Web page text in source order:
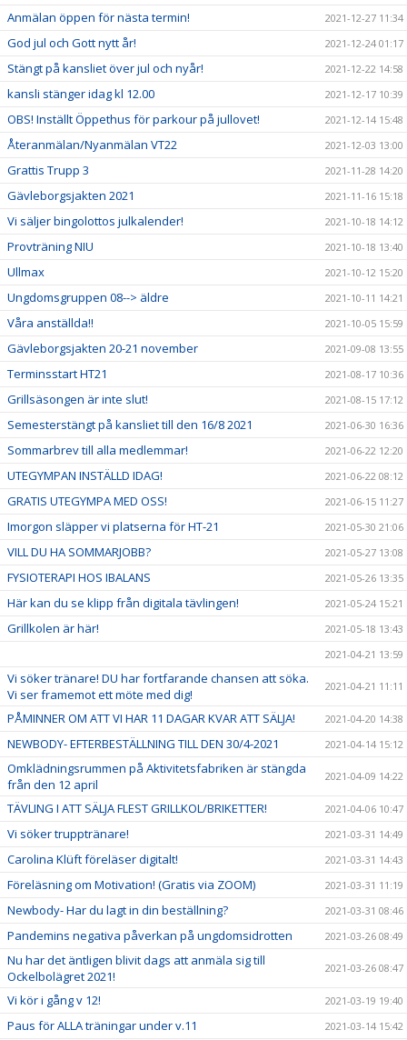
Anmälan öppen för nästa termin! 2021-12-27 11:34
God jul och Gott nytt år! 2021-12-24 01:17
Stängt på kansliet över jul och nyår! 2021-12-22 14:58
kansli stänger idag kl 12.00 2021-12-17 10:39
OBS! Inställt Öppethus för parkour på jullovet! 2021-12-14 15:48
Återanmälan/Nyanmälan VT22 2021-12-03 13:00
Grattis Trupp 3 2021-11-28 14:20
Gävleborgsjakten 2021 2021-11-16 15:18
Vi säljer bingolottos julkalender! 2021-10-18 14:12
Provträning NIU 2021-10-18 13:40
Ullmax 2021-10-12 15:20
Ungdomsgruppen 08--> äldre 2021-10-11 14:21
Våra anställda!! 2021-10-05 15:59
Gävleborgsjakten 20-21 november 2021-09-08 13:55
Terminsstart HT21 2021-08-17 10:36
Grillsäsongen är inte slut! 2021-08-15 17:12
Semesterstängt på kansliet till den 16/8 2021 2021-06-30 16:36
Sommarbrev till alla medlemmar! 2021-06-22 12:20
UTEGYMPAN INSTÄLLD IDAG! 2021-06-22 08:12
GRATIS UTEGYMPA MED OSS! 2021-06-15 11:27
Imorgon släpper vi platserna för HT-21 2021-05-30 21:06
VILL DU HA SOMMARJOBB? 2021-05-27 13:08
FYSIOTERAPI HOS IBALANS 2021-05-26 13:35
Här kan du se klipp från digitala tävlingen! 2021-05-24 15:21
Grillkolen är här!
2021-05-18 13:43
2021-04-21 13:59
Vi söker tränare! DU har fortfarande chansen att söka.
Vi ser framemot ett möte med dig!
2021-04-21 11:11
PÅMINNER OM ATT VI HAR 11 DAGAR KVAR ATT SÄLJA! 2021-04-20 14:38
NEWBODY- EFTERBESTÄLLNING TILL DEN 30/4-2021 2021-04-14 15:12
Omklädningsrummen på Aktivitetsfabriken är stängda
från den 12 april
2021-04-09 14:22
TÄVLING I ATT SÄLJA FLEST GRILLKOL/BRIKETTER! 2021-04-06 10:47
Vi söker trupptränare! 2021-03-31 14:49
Carolina Klüft föreläser digitalt! 2021-03-31 14:43
Föreläsning om Motivation! (Gratis via ZOOM) 2021-03-31 11:19
Newbody- Har du lagt in din beställning? 2021-03-31 08:46
Pandemins negativa påverkan på ungdomsidrotten 2021-03-26 08:49
Nu har det äntligen blivit dags att anmäla sig till
Ockelbolägret 2021!
2021-03-26 08:47
Vi kör i gång v 12! 2021-03-19 19:40
Paus för ALLA träningar under v.11 2021-03-14 15:42